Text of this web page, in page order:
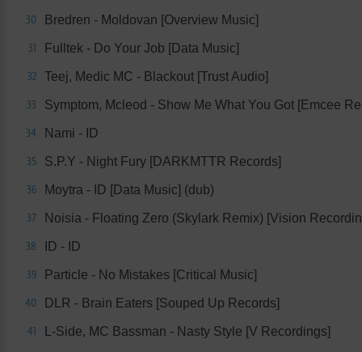
30 Bredren - Moldovan [Overview Music]
31 Fulltek - Do Your Job [Data Music]
32 Teej, Medic MC - Blackout [Trust Audio]
33 Symptom, Mcleod - Show Me What You Got [Emcee
34 Nami - ID
35 S.P.Y - Night Fury [DARKMTTR Records]
36 Moytra - ID [Data Music] (dub)
37 Noisia - Floating Zero (Skylark Remix) [Vision
38 ID - ID
39 Particle - No Mistakes [Critical Music]
40 DLR - Brain Eaters [Souped Up Records]
41 L-Side, MC Bassman - Nasty Style [V Recordings]